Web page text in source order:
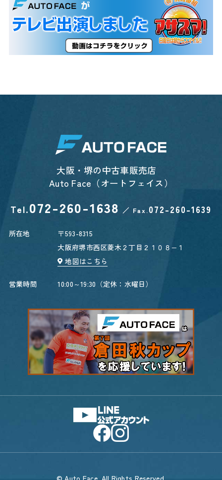
大阪・堺の中古車販売店
Auto Face（オートフェイス）
Tel.072-260-1638 ／ Fax.072-260-1639
所在地
〒593-8315
大阪府堺市西区菱木２丁目２１０８−１
地図はこちら
営業時間 10:00～19:30（定休：水曜日）